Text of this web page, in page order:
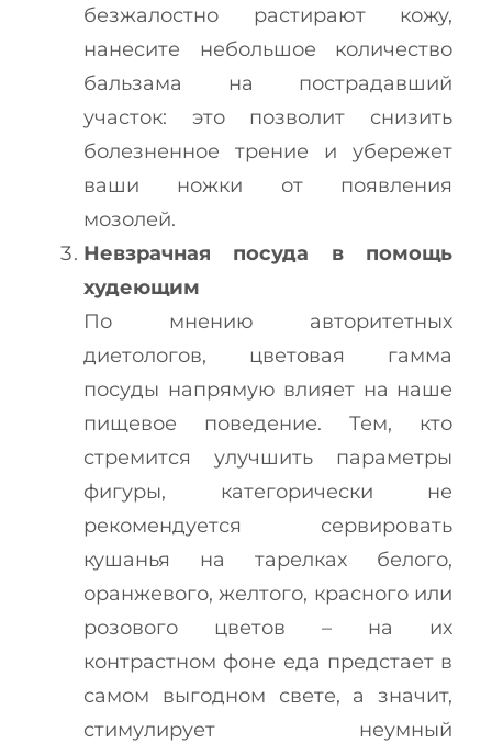
безжалостно растирают кожу,
нанесите небольшое количество
бальзама на пострадавший
участок: это позволит снизить
болезненное трение и убережет
ваши ножки от появления
мозолей.
Невзрачная посуда в помощь
худеющим
По мнению авторитетных
диетологов, цветовая гамма
посуды напрямую влияет на наше
пищевое поведение. Тем, кто
стремится улучшить параметры
фигуры, категорически не
рекомендуется сервировать
кушанья на тарелках белого,
оранжевого, желтого, красного или
розового цветов – на их
контрастном фоне еда предстает в
самом выгодном свете, а значит,
стимулирует неумный